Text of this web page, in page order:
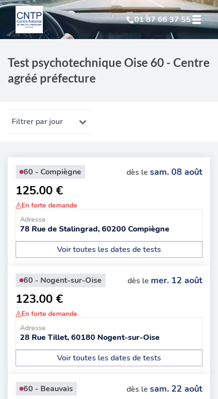
01 87 66 37 55
Test Psychotechnique
Test Psychotechnique
Test Psychotechnique
Test psychotechnique Oise 60 - Centre
agréé préfecture
Filtrer par jour
60 - Compiègne dès le sam. 08 août
125.00 €
En forte demande
Adresse
78 Rue de Stalingrad, 60200 Compiègne
Voir toutes les dates de tests
60 - Nogent-sur-Oise dès le mer. 12 août
123.00 €
En forte demande
Adresse
28 Rue Tillet, 60180 Nogent-sur-Oise
Voir toutes les dates de tests
60 - Beauvais dès le sam. 22 août